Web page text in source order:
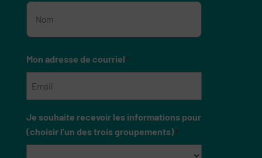
Prénom
Mon adresse de courriel *
Je souhaite recevoir les informations pour
(choisir l'un des trois groupements) *